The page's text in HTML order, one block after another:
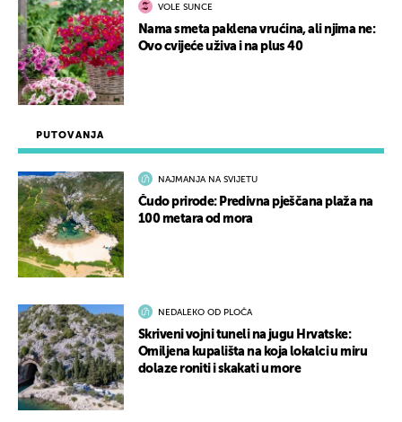
PUTOVANJA
NAJMANJA NA SVIJETU
Čudo prirode: Predivna pješčana plaža na
100 metara od mora
NEDALEKO OD PLOČA
Skriveni vojni tuneli na jugu Hrvatske:
Omiljena kupališta na koja lokalci u miru
dolaze roniti i skakati u more
VOLE SUNCE
Nama smeta paklena vrućina, ali njima ne:
Ovo cvijeće uživa i na plus 40